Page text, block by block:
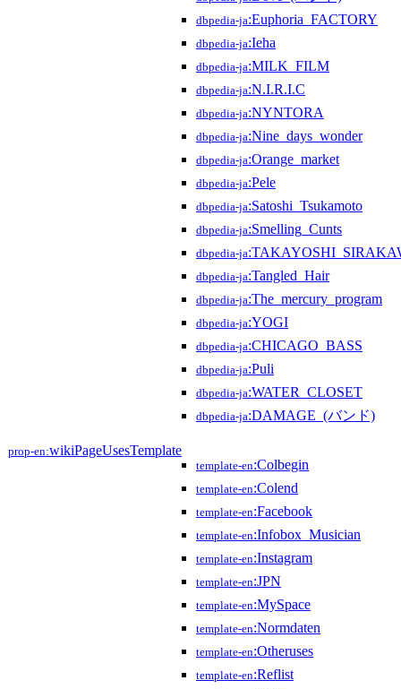
dbpedia-ja:Euphoria_FACTORY
dbpedia-ja:Ieha
dbpedia-ja:MILK_FILM
dbpedia-ja:N.I.R.I.C
dbpedia-ja:NYNTORA
dbpedia-ja:Nine_days_wonder
dbpedia-ja:Orange_market
dbpedia-ja:Pele
dbpedia-ja:Satoshi_Tsukamoto
dbpedia-ja:Smelling_Cunts
dbpedia-ja
dbpedia-ja:Tangled_Hair
dbpedia-ja:The_mercury_program
dbpedia-ja:YOGI
dbpedia-ja:CHICAGO_BASS
dbpedia-ja:Puli
dbpedia-ja:WATER_CLOSET
dbpedia-ja:DAMAGE_(バンド)
prop-en:wikiPageUsesTemplate
template-en:Colbegin
template-en:Colend
template-en:Facebook
template-en:Infobox_Musician
template-en:Instagram
template-en:JPN
template-en:MySpace
template-en:Normdaten
template-en:Otheruses
template-en:Reflist